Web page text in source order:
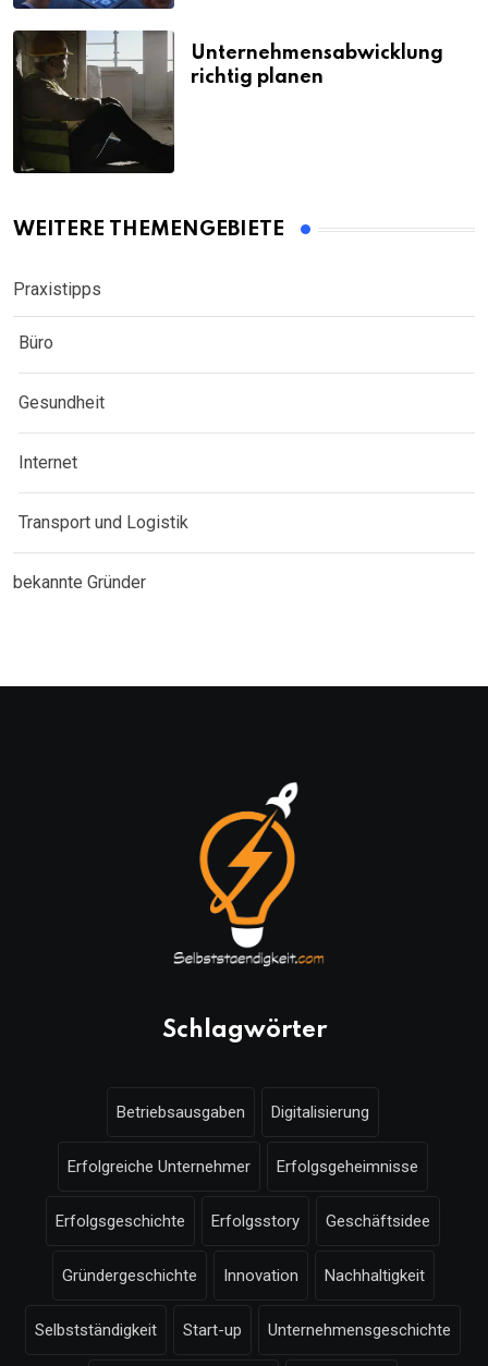
Unternehmensabwicklung
richtig planen
WEITERE THEMENGEBIETE
Praxistipps
Büro
Gesundheit
Internet
Transport und Logistik
bekannte Gründer
Schlagwörter
Betriebsausgaben Digitalisierung
Erfolgreiche Unternehmer Erfolgsgeheimnisse
Erfolgsgeschichte Erfolgsstory Geschäftsidee
Gründergeschichte Innovation Nachhaltigkeit
Selbstständigkeit Start-up Unternehmensgeschichte